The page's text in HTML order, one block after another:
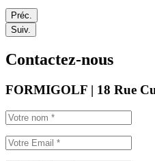
Préc.
Suiv.
Contactez-nous
FORMIGOLF | 18 Rue